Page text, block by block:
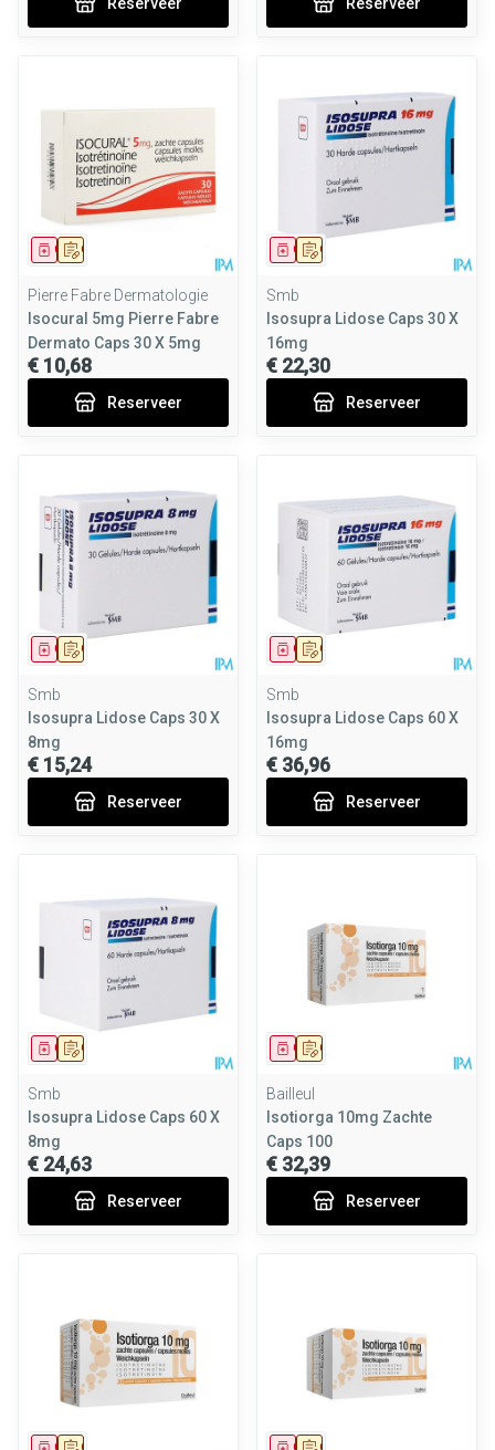
Op voorschrift
Geneesmiddel
Pierre Fabre Dermatologie
Isocural 5mg Pierre Fabre
Dermato Caps 30 X 5mg
€ 10,68
Reserveer
Op voorschrift
Geneesmiddel
Smb
Isosupra Lidose Caps 30 X
16mg
€ 22,30
Reserveer
Op voorschrift
Geneesmiddel
Smb
Isosupra Lidose Caps 30 X
8mg
€ 15,24
Reserveer
Op voorschrift
Geneesmiddel
Smb
Isosupra Lidose Caps 60 X
16mg
€ 36,96
Reserveer
Op voorschrift
Geneesmiddel
Smb
Isosupra Lidose Caps 60 X
8mg
€ 24,63
Reserveer
Op voorschrift
Geneesmiddel
Bailleul
Isotiorga 10mg Zachte
Caps 100
€ 32,39
Reserveer
Op voorschrift
Geneesmiddel Op voorschrift
Geneesmiddel